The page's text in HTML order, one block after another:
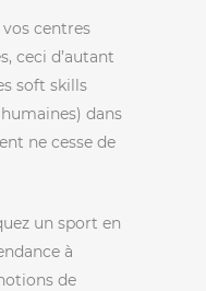
centres
ceci d’autant
soft skills
dans
ne cesse de
un sport en
à
de